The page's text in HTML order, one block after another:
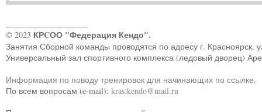
© 2023 КРCОО "Федерация Кендо".
Занятия Сборной команды проводятся по адресу г. Красноярск,
Универсальный зал спортивного комплекса (ледовый дворец)
Информация по поводу тренировок для начинающих по ссылке.
По всем вопросам (e-mail): kras.kendo@mail.ru